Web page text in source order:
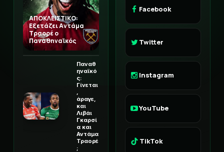
ΑΠΟΚΛΕΙΣΤΙΚΟ:
Εξετάζει Αντάμα
Τραορέ ο
Παναθηναϊκός
Παναθ
ηναϊκό
ς:
Γίνεται
,
άραγε,
και
Λιβάι
Γκαρσί
α και
Αντάμα
Τραορέ
;
Facebook
Twitter
Instagram
YouTube
TikTok